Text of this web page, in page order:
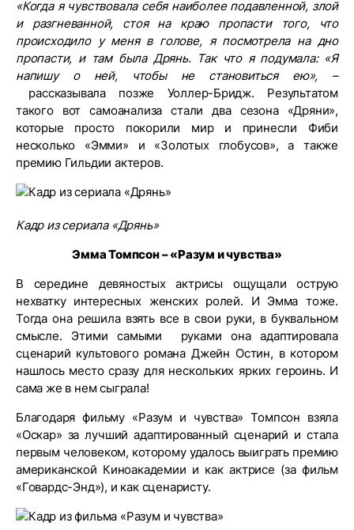
«Когда я чувствовала себя наиболее подавленной, злой
и разгневанной, стоя на краю пропасти того, что
происходило у меня в голове, я посмотрела на дно
пропасти, и там была Дрянь. Так что я подумала: «Я
напишу о ней, чтобы не становиться ею», –
рассказывала позже Уоллер-Бридж. Результатом
такого вот самоанализа стали два сезона «Дряни»,
которые просто покорили мир и принесли Фиби
несколько «Эмми» и «Золотых глобусов», а также
премию Гильдии актеров.
Кадр из сериала «Дрянь»
Эмма Томпсон – «Разум и чувства»
В середине девяностых актрисы ощущали острую
нехватку интересных женских ролей. И Эмма тоже.
Тогда она решила взять все в свои руки, в буквальном
смысле. Этими самыми руками она адаптировала
сценарий культового романа Джейн Остин, в котором
нашлось место сразу для нескольких ярких героинь. И
сама же в нем сыграла!
Благодаря фильму «Разум и чувства» Томпсон взяла
«Оскар» за лучший адаптированный сценарий и стала
первым человеком, которому удалось выиграть премию
американской Киноакадемии и как актрисе (за фильм
«Говардс-Энд»), и как сценаристу.